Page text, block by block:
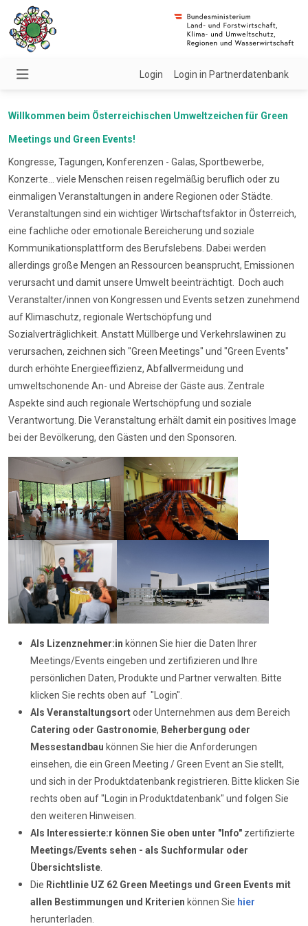
Login Login in Partnerdatenbank
Willkommen beim Österreichischen Umweltzeichen für Green
Meetings und Green Events!
Kongresse, Tagungen, Konferenzen - Galas, Sportbewerbe,
Konzerte... viele Menschen reisen regelmäßig beruflich oder zu
einmaligen Veranstaltungen in andere Regionen oder Städte.
Veranstaltungen sind ein wichtiger Wirtschaftsfaktor in Österreich,
eine fachliche oder emotionale Bereicherung und soziale
Kommunikationsplattform des Berufslebens. Dabei werden
allerdings große Mengen an Ressourcen beansprucht, Emissionen
verursacht und damit unsere Umwelt beeinträchtigt. Doch auch
Veranstalter/innen von Kongressen und Events setzen zunehmend
auf Klimaschutz, regionale Wertschöpfung und
Sozialverträglichkeit. Anstatt Müllberge und Verkehrslawinen zu
verursachen, zeichnen sich "Green Meetings" und "Green Events"
durch erhöhte Energieeffizienz, Abfallvermeidung und
umweltschonende An- und Abreise der Gäste aus. Zentrale
Aspekte sind auch regionale Wertschöpfung und soziale
Verantwortung. Die Veranstaltung erhält damit ein positives Image
bei der Bevölkerung, den Gästen und den Sponsoren.
Als Lizenznehmer:in können Sie hier die Daten Ihrer
Meetings/Events eingeben und zertifizieren und Ihre
persönlichen Daten, Produkte und Partner verwalten. Bitte
klicken Sie rechts oben auf "Login".
Als Veranstaltungsortoder Unternehmen aus dem Bereich
Catering oder Gastronomie, Beherbergung oder
Messestandbau können Sie hier die Anforderungen
einsehen, die ein Green Meeting / Green Event an Sie stellt,
und sich in der Produktdatenbank registrieren. Bitte klicken Sie
rechts oben auf "Login in Produktdatenbank" und folgen Sie
den weiteren Hinweisen.
Als Interessierte:r können Sie oben unter "Info" zertifizierte
Meetings/Events sehen - als Suchformular oder
Übersichtsliste
Die Richtlinie UZ 62 Green Meetings und Green Events mit
allen Bestimmungen und Kriterien können Sie hier
herunterladen.